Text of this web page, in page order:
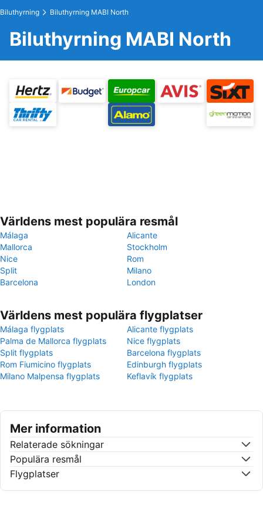
Biluthyrning Biluthyrning MABI North
Biluthyrning MABI North
Världens mest populära resmål
Málaga
Alicante
Mallorca
Stockholm
Nice
Rom
Split
Milano
Barcelona
London
Världens mest populära flygplatser
Málaga flygplats
Alicante flygplats
Palma de Mallorca flygplats
Nice flygplats
Split flygplats
Barcelona flygplats
Rom Fiumicino flygplats
Edinburgh flygplats
Milano Malpensa flygplats
Keflavík flygplats
Mer information
Relaterade sökningar
Populära resmål
Flygplatser